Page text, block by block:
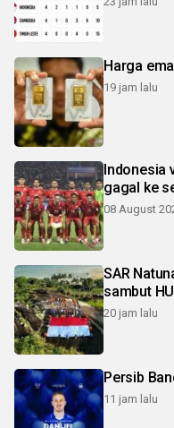
Harga
19 jam lalu
Indonesia
gagal ke
08 August
SAR
sambut
20 jam lalu
Persib
11 jam lalu